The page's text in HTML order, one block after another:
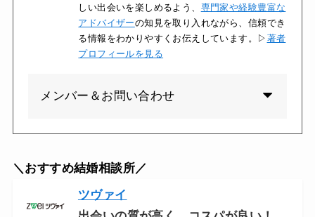
しい出会いを楽しめるよう、 専門家や経験豊富な
アドバイザーの知見を取り入れながら、信頼でき
る情報をわかりやすくお伝えしています。▷ 著者
プロフィールを見る
メンバー＆お問い合わせ
＼おすすめ結婚相談所／
ツヴァイ